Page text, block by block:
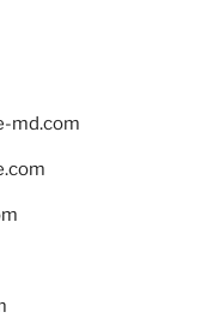
md.com